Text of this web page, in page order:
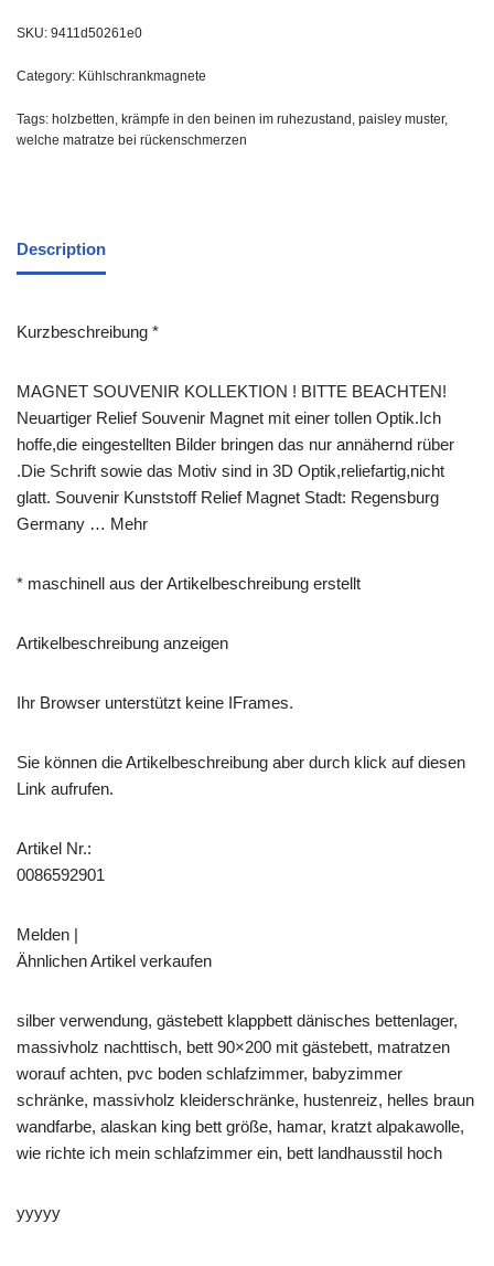
SKU: 9411d50261e0
Category: Kühlschrankmagnete
Tags: holzbetten krämpfe in den beinen im ruhezustand paisley muster,
welche matratze bei rückenschmerzen
Description
Kurzbeschreibung *
MAGNET SOUVENIR KOLLEKTION ! BITTE BEACHTEN!
Neuartiger Relief Souvenir Magnet mit einer tollen Optik.Ich
hoffe,die eingestellten Bilder bringen das nur annähernd rüber
.Die Schrift sowie das Motiv sind in 3D Optik,reliefartig,nicht
glatt. Souvenir Kunststoff Relief Magnet Stadt: Regensburg
Germany … Mehr
* maschinell aus der Artikelbeschreibung erstellt
Artikelbeschreibung anzeigen
Ihr Browser unterstützt keine IFrames.
Sie können die Artikelbeschreibung aber durch klick auf diesen
Link aufrufen.
Artikel Nr.:
0086592901
Melden |
Ähnlichen Artikel verkaufen
silber verwendung, gästebett klappbett dänisches bettenlager,
massivholz nachttisch, bett 90×200 mit gästebett, matratzen
worauf achten, pvc boden schlafzimmer, babyzimmer
schränke, massivholz kleiderschränke, hustenreiz, helles braun
wandfarbe, alaskan king bett größe, hamar, kratzt alpakawolle,
wie richte ich mein schlafzimmer ein, bett landhausstil hoch
yyyyy